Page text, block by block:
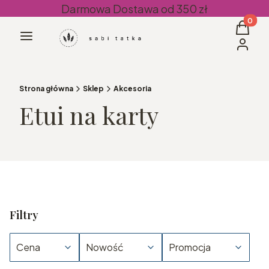
Darmowa Dostawa od 350 zł
Menu
Koszyk
Strona główna Sklep Akcesoria
Etui na karty
Filtry
Cena Nowość Promocja